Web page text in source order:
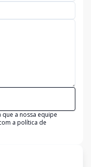
a nossa equipe
a política de